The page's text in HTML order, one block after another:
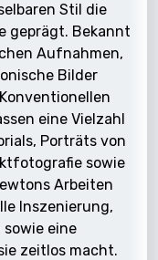
Stil die
geprägt. Bekannt
Aufnahmen,
Bilder
eine Vielzahl
Porträts von
sowie
Arbeiten
Inszenierung,
eine
zeitlos macht.